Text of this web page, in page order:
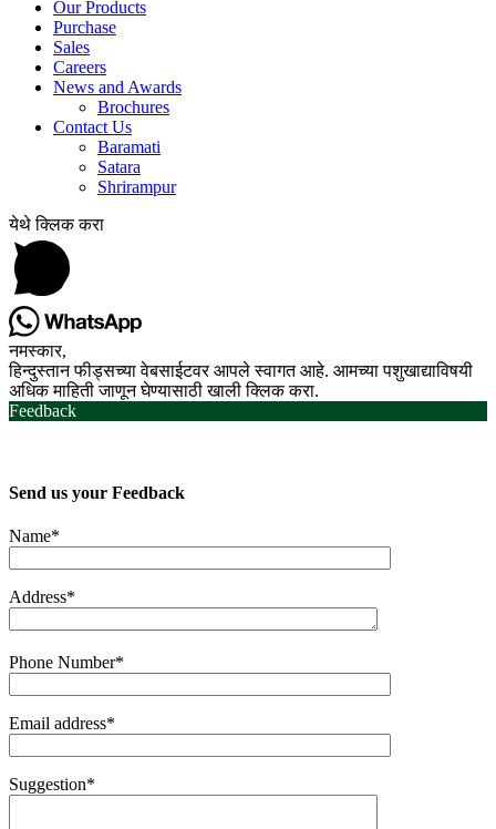
Our Products
Purchase
Sales
Careers
News and Awards
Brochures
Contact Us
Baramati
Satara
Shrirampur
येथे क्लिक करा
नमस्कार,
हिन्दुस्तान फीड्सच्या वेबसाईटवर आपले स्वागत आहे. आमच्या पशुखाद्याविषयी
अधिक माहिती जाणून घेण्यासाठी खाली क्लिक करा.
Feedback
Send us your Feedback
Name*
Address*
Phone Number*
Email address*
Suggestion*